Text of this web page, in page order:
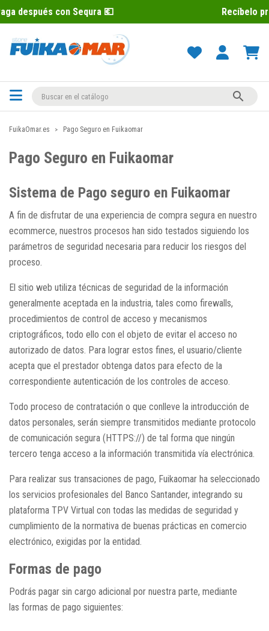
Sequra 💶 Recíbelo primero 📦

FuikaOmar.es Pago Seguro en Fuikaomar
Pago Seguro en Fuikaomar
Sistema de Pago seguro en Fuikaomar
A fin de disfrutar de una experiencia de compra segura en nuestro
ecommerce, nuestros procesos han sido testados siguiendo los
parámetros de seguridad necesaria para reducir los riesgos del
proceso.
El sitio web utiliza técnicas de seguridad de la información
generalmente aceptada en la industria, tales como firewalls,
procedimientos de control de acceso y mecanismos
criptográficos, todo ello con el objeto de evitar el acceso no
autorizado de datos. Para lograr estos fines, el usuario/cliente
acepta que el prestador obtenga datos para efecto de la
correspondiente autenticación de los controles de acceso.
Todo proceso de contratación o que conlleve la introducción de
datos personales, serán siempre transmitidos mediante protocolo
de comunicación segura (HTTPS://) de tal forma que ningún
tercero tenga acceso a la información transmitida vía electrónica.
Para realizar sus transaciones de pago, Fuikaomar ha seleccionado
los servicios profesionales del Banco Santander, integrando su
plataforma TPV Virtual con todas las medidas de seguridad y
cumplimiento de la normativa de buenas prácticas en comercio
electrónico, exigidas por la entidad.
Formas de pago
Podrás pagar sin cargo adicional por nuestra parte, mediante
las formas de pago siguientes: